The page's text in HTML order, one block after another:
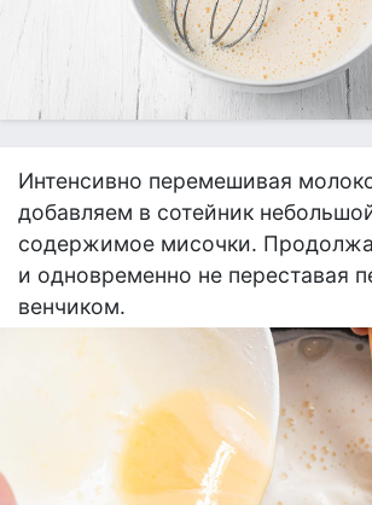
Интенсивно перемешивая
добавляем в сотейник
содержимое мисочки.
и одновременно не переставая
венчиком.